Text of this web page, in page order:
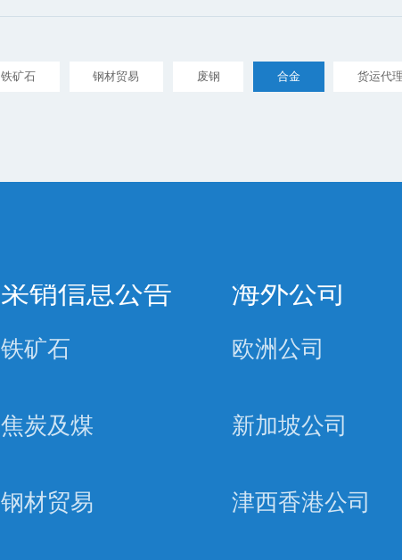
铁矿石 钢材贸易 废钢 合金 货运代
采销信息公告
铁矿石
焦炭及煤
钢材贸易
海外公司
欧洲公司
新加坡公司
津西香港公司